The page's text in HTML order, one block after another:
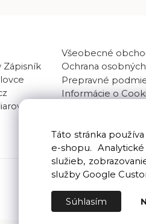
Zápisník
Všeobecné
Ochrana
Prepravné
Informácie o
Táto stránka
e-shopu.
služieb,
služby Google
Súhlasím